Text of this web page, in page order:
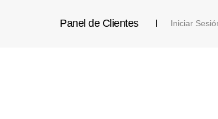
Panel de Clientes Iniciar